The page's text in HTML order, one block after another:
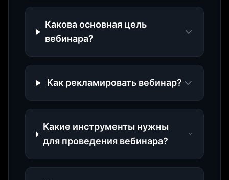
Какова основная цель
вебинара?
Как рекламировать вебинар?
Какие инструменты нужны
для проведения вебинара?